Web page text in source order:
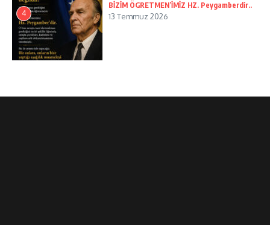
4
BİZİM ÖGRETMEN’İMİZ HZ. Peygamberdir..
13 Temmuz 2026